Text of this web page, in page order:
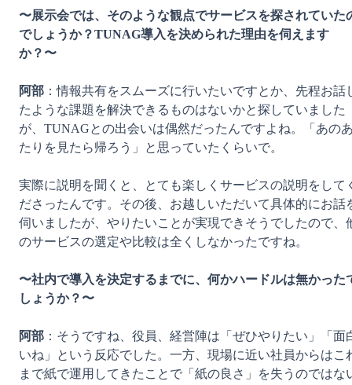
〜展示会では、そのような観点でサービスを探されていた
でしょうか？TUNAG導入を決められた理由を伺えます
か？〜
阿部 ：情報共有をスムーズに行いたいですとか、先程お話
たような課題を解決できるものはないかと探していました
が、TUNAGとの出会いは偶然だったんですよね。「あの
たりを見たら帰ろう」と思っていたくらいで。
実際に説明を聞くと、とても楽しくサービスの説明をして
ださったんです。その後、お越しいただいて具体的にお話
伺いましたが、やりたいことが実現できそうでしたので、
のサービスの選定や比較は全くしなかったですね。
〜社内で導入を決定するまでに、何かハードルは無かった
しょうか？〜
阿部 ：そうですね、役員、経営陣は「ぜひやりたい」「面
いね」という反応でした。一方、現場に近い社員からはこ
まで紙で運用してきたことで「紙の良さ」を失うのではな